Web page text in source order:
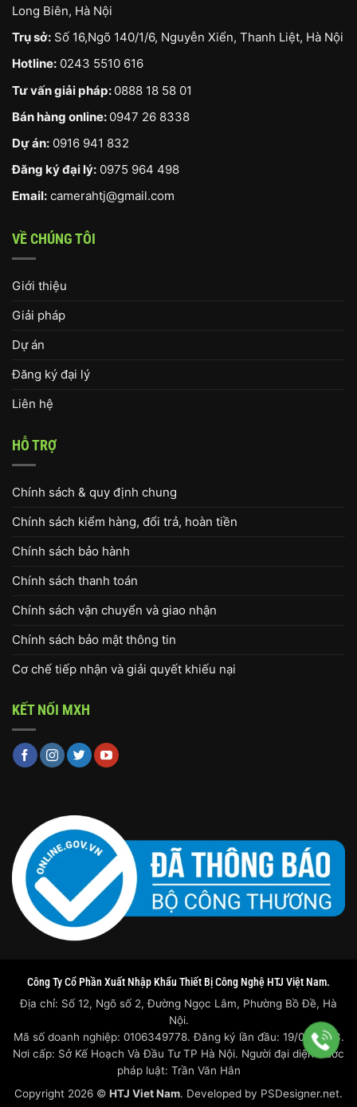
Long Biên, Hà Nội
Trụ sở: Số 16,Ngõ 140/1/6, Nguyễn Xiển, Thanh Liệt, Hà Nội
Hotline: 0243 5510 616
Tư vấn giải pháp: 0888 18 58 01
Bán hàng online: 0947 26 8338
Dự án: 0916 941 832
Đăng ký đại lý: 0975 964 498
Email: camerahtj@gmail.com
VỀ CHÚNG TÔI
Giới thiệu
Giải pháp
Dự án
Đăng ký đại lý
Liên hệ
HỖ TRỢ
Chính sách & quy định chung
Chính sách kiểm hàng, đổi trả, hoàn tiền
Chính sách bảo hành
Chính sách thanh toán
Chính sách vận chuyển và giao nhận
Chính sách bảo mật thông tin
Cơ chế tiếp nhận và giải quyết khiếu nại
KẾT NỐI MXH
Công Ty Cổ Phần Xuất Nhập Khẩu Thiết Bị Công Nghệ HTJ Việt Nam.
Địa chỉ: Số 12, Ngõ số 2, Đường Ngọc Lâm, Phường Bồ Đề, Hà
Nội.
Mã số doanh nghiệp: 0106349778. Đăng ký lần đầu: 19/07/2023.
Nơi cấp: Sở Kế Hoạch Và Đầu Tư TP Hà Nội. Người đại diện trước
pháp luật: Trần Văn Hân
Copyright 2026 © HTJ Viet Nam. Developed by PSDesigner.net.